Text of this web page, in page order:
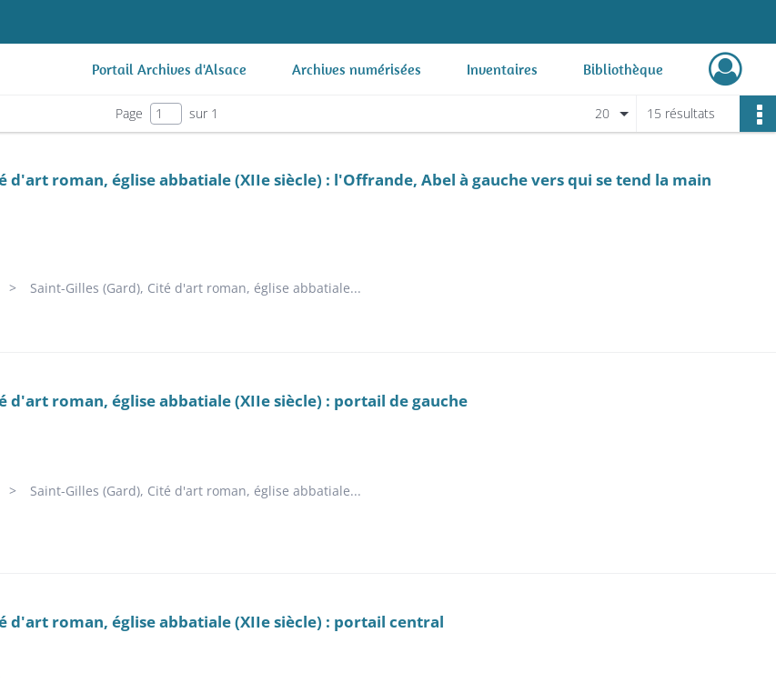
Portail Archives d'Alsace Archives numérisées Inventaires Bibliothèque
Page sur 1 15 résultats
20
d'art roman, église abbatiale (XIIe siècle) : l'Offrande, Abel à gauche vers qui se tend la main
Saint-Gilles (Gard), Cité d'art roman, église abbatiale...
d'art roman, église abbatiale (XIIe siècle) : portail de gauche
Saint-Gilles (Gard), Cité d'art roman, église abbatiale...
d'art roman, église abbatiale (XIIe siècle) : portail central